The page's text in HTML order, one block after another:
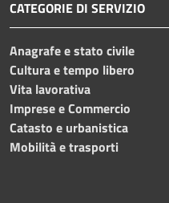
CATEGORIE DI SERVIZIO
Anagrafe e stato civile
Cultura e tempo libero
Vita lavorativa
Imprese e Commercio
Catasto e urbanistica
Mobilità e trasporti